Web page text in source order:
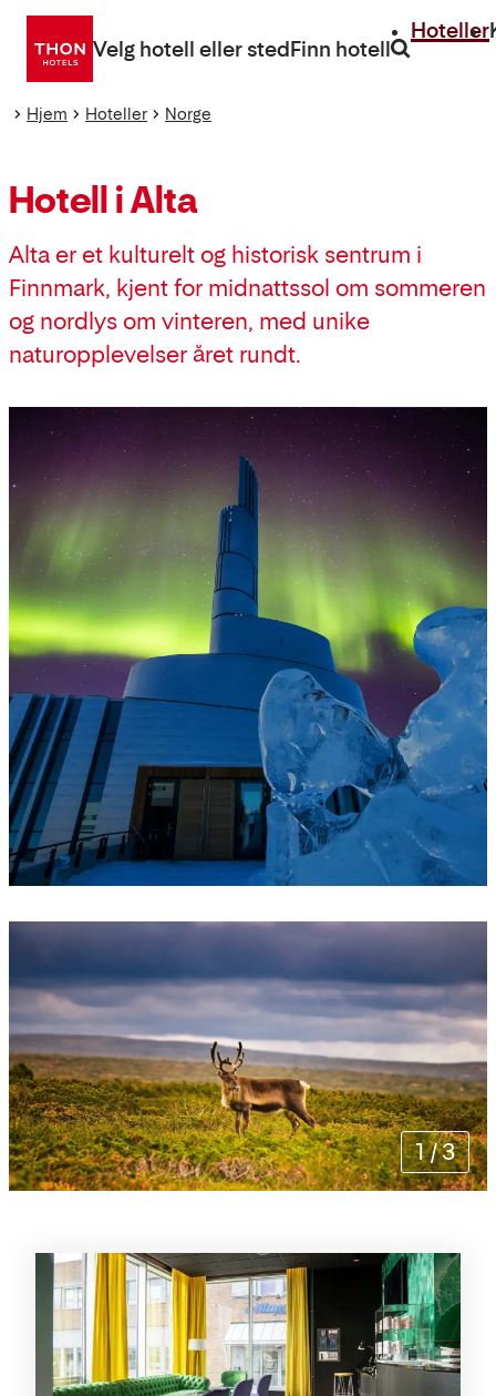
Gå
direkte
Velg hotell eller stedFinn hotell
Hoteller
Hjem Hoteller Norge
Hotell i Alta
Alta er et kulturelt og historisk sentrum i
Finnmark, kjent for midnattssol om sommeren
og nordlys om vinteren, med unike
naturopplevelser året rundt.
1 /3
Liste